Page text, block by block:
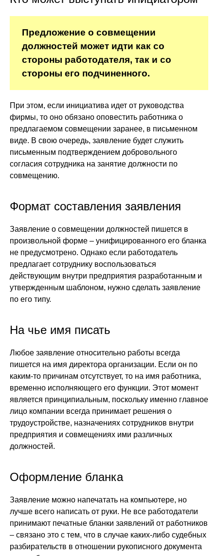
Предложение о совмещении
должностей может идти как со
стороны работодателя, так и со
стороны его подчиненного.
При этом, если инициатива идет от руководства
фирмы, то оно обязано оповестить работника о
предлагаемом совмещении заранее, в письменном
виде. В свою очередь, заявление будет служить
письменным подтверждением добровольного
согласия сотрудника на занятие должности по
совмещению.
Формат составления заявления
Заявление о совмещении должностей пишется в
произвольной форме – унифицированного его бланка
не предусмотрено. Однако если работодатель
предлагает сотруднику воспользоваться
действующим внутри предприятия разработанным и
утвержденным шаблоном, нужно сделать заявление
по его типу.
На чье имя писать
Любое заявление относительно работы всегда
пишется на имя директора организации. Если он по
каким-то причинам отсутствует, то на имя работника,
временно исполняющего его функции. Этот момент
является принципиальным, поскольку именно главное
лицо компании всегда принимает решения о
трудоустройстве, назначениях сотрудников внутри
предприятия и совмещениях ими различных
должностей.
Оформление бланка
Заявление можно напечатать на компьютере, но
лучше всего написать от руки. Не все работодатели
принимают печатные бланки заявлений от работников
– связано это с тем, что в случае каких-либо судебных
разбирательств в отношении рукописного документа